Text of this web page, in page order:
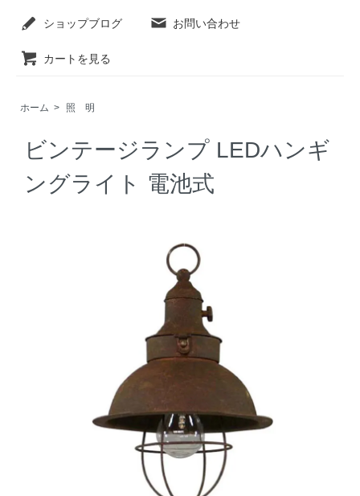
ショップブログ お問い合わせ
カートを見る
ホーム > 照 明
ビンテージランプ LEDハンギ
ングライト 電池式